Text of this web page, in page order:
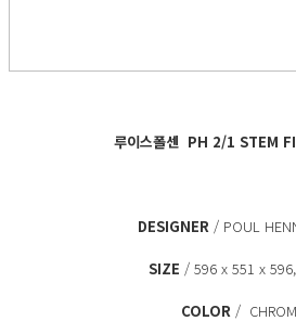
루이스폴센 PH 2/1 STEM
DESIGNER/ POUL
SIZE / 596 x 551 x
COLOR /